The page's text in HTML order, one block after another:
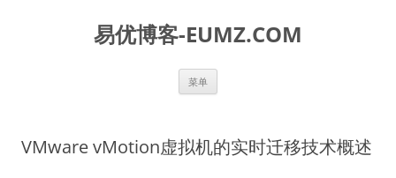
易优博客-EUMZ.COM
菜单
VMware vMotion虚拟机的实时迁移技术概述